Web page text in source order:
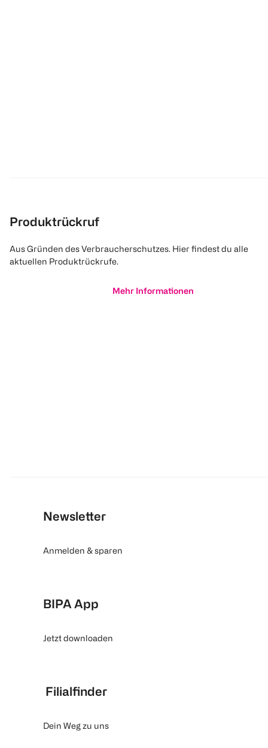
Produktrückruf
Aus Gründen des Verbraucherschutzes. Hier findest du alle
aktuellen Produktrückrufe.
Mehr Informationen
Newsletter
Anmelden & sparen
BIPA App
Jetzt downloaden
Filialfinder
Dein Weg zu uns